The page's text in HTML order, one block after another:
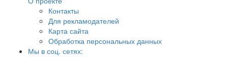
Контакты
Для рекламодателей
Карта сайта
Обработка персональных данных
Мы в соц. сетях: